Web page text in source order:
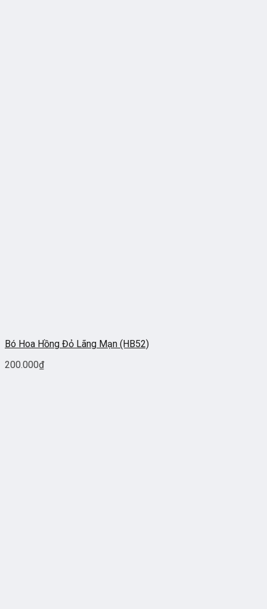
Bó Hoa Hồng Đỏ Lãng Mạn (HB52)
200.000₫